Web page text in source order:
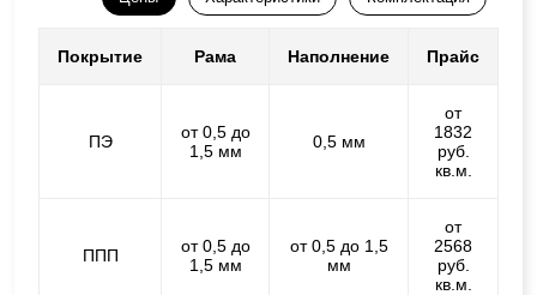
Покрытие Рама Наполнение Прайс
ПЭ
от 0,5 до
1,5 мм
0,5 мм
от
1832
руб.
кв.м.
ППП
от 0,5 до
1,5 мм
от 0,5 до 1,5
мм
от
2568
руб.
кв.м.